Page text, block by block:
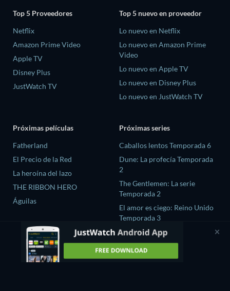
Top 5 Proveedores
Netflix
Amazon Prime Video
Apple TV
Disney Plus
JustWatch TV
Top 5 nuevo en proveedor
Lo nuevo en Netflix
Lo nuevo en Amazon Prime
Video
Lo nuevo en Apple TV
Lo nuevo en Disney Plus
Lo nuevo en JustWatch TV
Próximas películas
Fatherland
El Precio de la Red
La heroína del lazo
THE RIBBON HERO
Águilas
Próximas series
Caballos lentos Temporada 6
Dune: La profecía Temporada
2
The Gentlemen: La serie
Temporada 2
El amor es ciego: Reino Unido
Temporada 3
Chaebol X Detective
Temporada 2